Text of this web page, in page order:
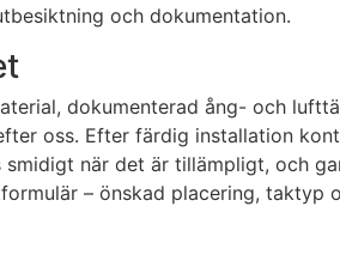
och dokumentation.
dokumenterad ång- och
oss. Efter färdig installation
när det är tillämpligt, och
– önskad placering,